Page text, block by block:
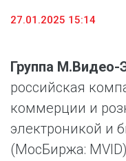
27.01.2025 15:14
Группа
российская
коммерции и
электроникой и
(МосБиржа: